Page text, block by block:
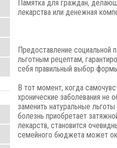
Памятка для граждан,
лекарства или денежная
Предоставление социальной
льготным рецептам,
себя правильный выбор
В тот момент, когда
хронические заболевания не
заменить натуральные
болезнь приобретает
лекарств, становится
семейного бюджета может